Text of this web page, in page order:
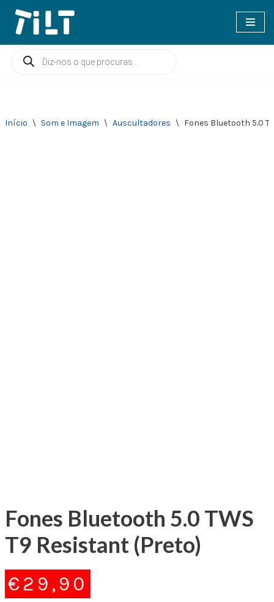
Avançar
para
Início \ Som e Imagem \ Auscultadores \ Fones Bluetooth 5.0
Fones Bluetooth 5.0 TWS
T9 Resistant (Preto)
€ 29,90